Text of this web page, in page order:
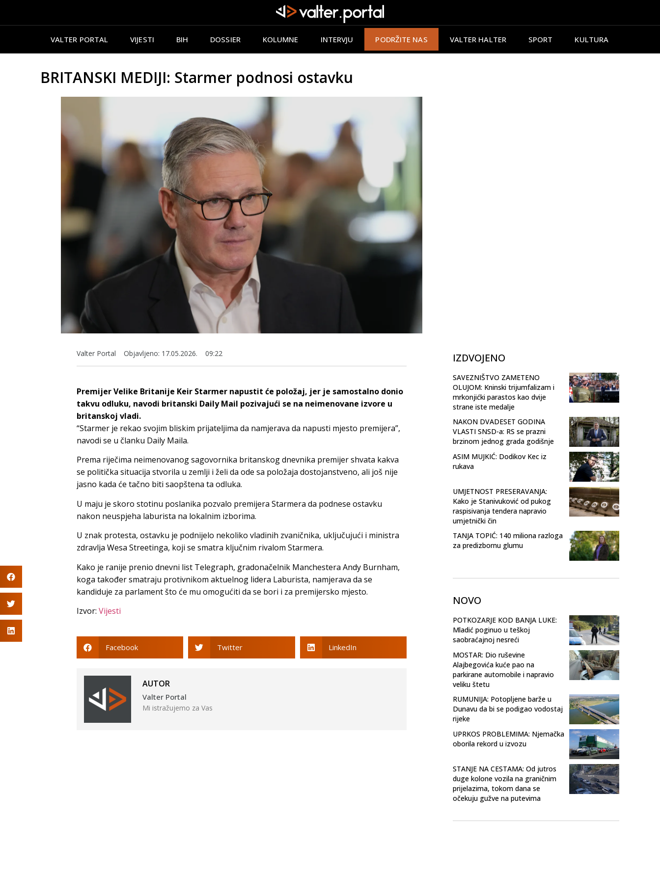
VALTER PORTAL VIJESTI BIH DOSSIER KOLUMNE INTERVJU PODRŽITE NAS VALTER HALTER SPORT KULTURA
BRITANSKI MEDIJI: Starmer podnosi ostavku
Valter Portal Objavljeno: 17.05.2026. 09:22
Premijer Velike Britanije Keir Starmer napustit će položaj, jer je samostalno donio
takvu odluku, navodi britanski Daily Mail pozivajući se na neimenovane izvore u
britanskoj vladi.
“Starmer je rekao svojim bliskim prijateljima da namjerava da napusti mjesto premijera”,
navodi se u članku Daily Maila.
Prema riječima neimenovanog sagovornika britanskog dnevnika premijer shvata kakva
se politička situacija stvorila u zemlji i želi da ode sa položaja dostojanstveno, ali još nije
jasno kada će tačno biti saopštena ta odluka.
U maju je skoro stotinu poslanika pozvalo premijera Starmera da podnese ostavku
nakon neuspjeha laburista na lokalnim izborima.
U znak protesta, ostavku je podnijelo nekoliko vladinih zvaničnika, uključujući i ministra
zdravlja Wesa Streetinga, koji se smatra ključnim rivalom Starmera.
Kako je ranije prenio dnevni list Telegraph, gradonačelnik Manchestera Andy Burnham,
koga također smatraju protivnikom aktuelnog lidera Laburista, namjerava da se
kandiduje za parlament što će mu omogućiti da se bori i za premijersko mjesto.
Izvor: Vijesti
Facebook Twitter LinkedIn
AUTOR
Valter Portal
Mi istražujemo za Vas
IZDVOJENO
SAVEZNIŠTVO ZAMETENO
OLUJOM: Kninski trijumfalizam i
mrkonjićki parastos kao dvije
strane iste medalje
NAKON DVADESET GODINA
VLASTI SNSD-a: RS se prazni
brzinom jednog grada godišnje
ASIM MUJKIĆ: Dodikov Kec iz
rukava
UMJETNOST PRESERAVANJA:
Kako je Stanivuković od pukog
raspisivanja tendera napravio
umjetnički čin
TANJA TOPIĆ: 140 miliona razloga
za predizbornu glumu
NOVO
POTKOZARJE KOD BANJA LUKE:
Mladić poginuo u teškoj
saobraćajnoj nesreći
MOSTAR: Dio ruševine
Alajbegovića kuće pao na
parkirane automobile i napravio
veliku štetu
RUMUNIJA: Potopljene barže u
Dunavu da bi se podigao vodostaj
rijeke
UPRKOS PROBLEMIMA: Njemačka
oborila rekord u izvozu
STANJE NA CESTAMA: Od jutros
duge kolone vozila na graničnim
prijelazima, tokom dana se
očekuju gužve na putevima